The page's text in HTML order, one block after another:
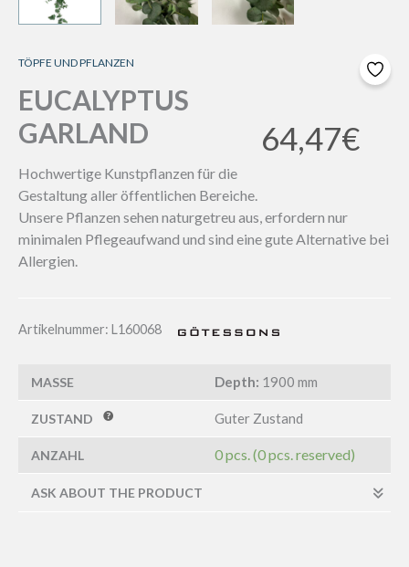
TÖPFE UND PFLANZEN
64,47€
EUCALYPTUS
GARLAND
Hochwertige Kunstpflanzen für die
Gestaltung aller öffentlichen Bereiche.
Unsere Pflanzen sehen naturgetreu aus, erfordern nur
minimalen Pflegeaufwand und sind eine gute Alternative bei
Allergien.
Artikelnummer: L160068
MASSE Depth: 1900 mm
ZUSTAND Guter Zustand
ANZAHL 0 pcs. (0 pcs. reserved)
ASK ABOUT THE PRODUCT